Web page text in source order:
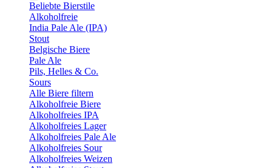
Beliebte Bierstile
Alkoholfreie
India Pale Ale (IPA)
Stout
Belgische Biere
Pale Ale
Pils, Helles & Co.
Sours
Alle Biere filtern
Alkoholfreie Biere
Alkoholfreies IPA
Alkoholfreies Lager
Alkoholfreies Pale Ale
Alkoholfreies Sour
Alkoholfreies Weizen